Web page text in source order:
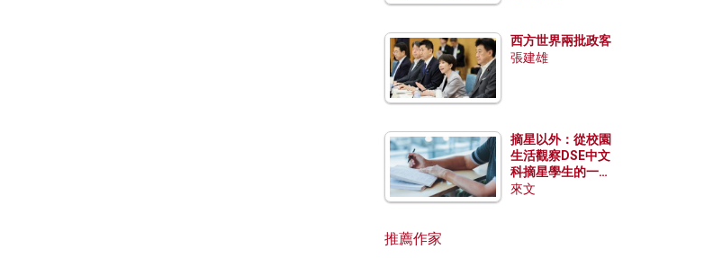
西方世界兩批政客
張建雄
摘星以外：從校園
生活觀察DSE中文
科摘星學生的一點
特質
來文
推薦作家